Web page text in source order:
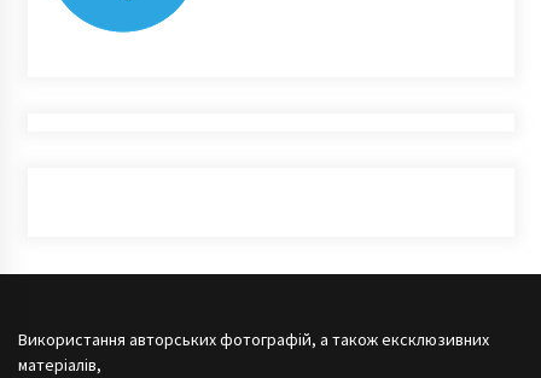
Використання авторських фотографій, а також ексклюзивних
матеріалів,